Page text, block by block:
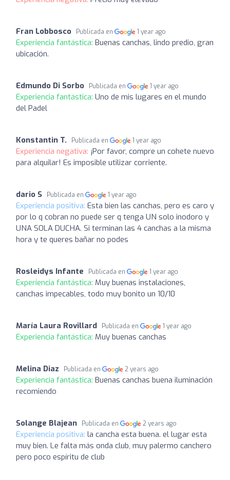
Fran Lobbosco Publicada en 1 year ago
Experiencia fantástica: Buenas canchas, lindo predio, gran
ubicación.
Edmundo Di Sorbo Publicada en 1 year ago
Experiencia fantástica: Uno de mis lugares en el mundo
del Padel
Konstantin T. Publicada en 1 year ago
Experiencia negativa: ¡Por favor, compre un cohete nuevo
para alquilar! Es imposible utilizar corriente.
dario S Publicada en 1 year ago
Experiencia positiva: Esta bien las canchas, pero es caro y
por lo q cobran no puede ser q tenga UN solo inodoro y
UNA SOLA DUCHA. Si terminan las 4 canchas a la misma
hora y te queres bañar no podes
Rosleidys Infante Publicada en 1 year ago
Experiencia fantástica: Muy buenas instalaciones,
canchas impecables, todo muy bonito un 10/10
María Laura Rovillard Publicada en 1 year ago
Experiencia fantástica: Muy buenas canchas
Melina Diaz Publicada en 2 years ago
Experiencia fantástica: Buenas canchas buena iluminación
recomiendo
Solange Blajean Publicada en 2 years ago
Experiencia positiva: la cancha esta buena. el lugar esta
muy bien. Le falta más onda club, muy palermo canchero
pero poco espíritu de club